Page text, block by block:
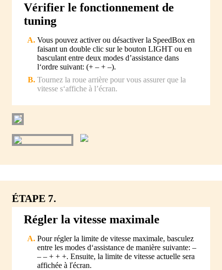
Vérifier le fonctionnement de
tuning
Vous pouvez activer ou désactiver la SpeedBox en
faisant un double clic sur le bouton LIGHT ou en
basculant entre deux modes d’assistance dans
l‘ordre suivant: (+ – + –).
Tournez la roue arrière pour vous assurer que la
vitesse s‘affiche à l’écran.
ÉTAPE 7.
Régler la vitesse maximale
Pour régler la limite de vitesse maximale, basculez
entre les modes d‘assistance de manière suivante: –
– – + + +. Ensuite, la limite de vitesse actuelle sera
affichée à ľécran.